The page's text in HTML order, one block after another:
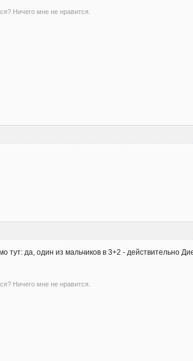
Ничего мне не нравится.
тут: да, один из мальчиков в 3+2 - действительно
Ничего мне не нравится.